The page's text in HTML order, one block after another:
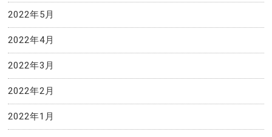
2022年5月
2022年4月
2022年3月
2022年2月
2022年1月